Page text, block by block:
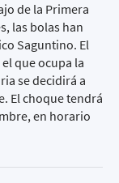
de la Primera
las bolas han
Saguntino. El
que ocupa la
se decidirá a
El choque tendrá
en horario